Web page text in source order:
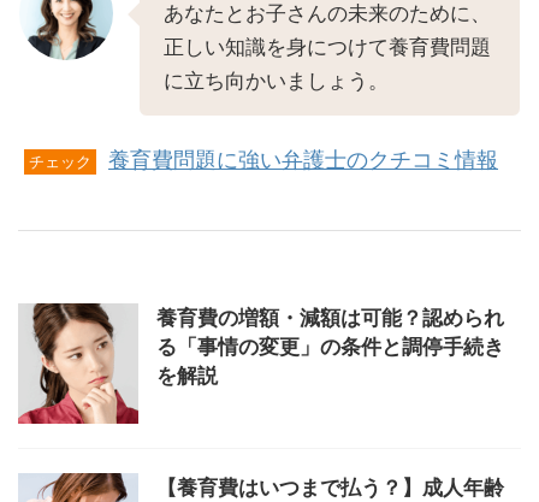
あなたとお子さんの未来のために、
正しい知識を身につけて養育費問題
に立ち向かいましょう。
チェック 養育費問題に強い弁護士のクチコミ情報
養育費の増額・減額は可能？認められ
る「事情の変更」の条件と調停手続き
を解説
【養育費はいつまで払う？】成人年齢